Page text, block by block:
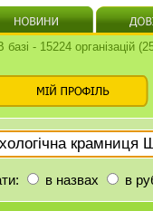
базі - 15224 організацій
в назвах в